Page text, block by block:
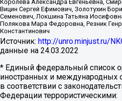
Королева Александра Евгеньевна,
Вицин Сергей Ефимович, Золотухин
Семенович, Локшина Татьяна
Полякова Мара Федоровна, Резник
Константинович
Источник: http://unro.minjust.ru/
данные на 24.03.2022
* Единый федеральный список
иностранных и международных
в соответствии с
Федерации террористическими: